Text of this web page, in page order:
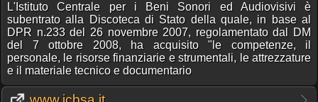
L'Istituto Centrale per i Beni Sonori ed Audiovisivi è
subentrato alla Discoteca di Stato della quale, in base al
DPR n.233 del 26 novembre 2007, regolamentato dal DM
del 7 ottobre 2008, ha acquisito "le competenze, il
personale, le risorse finanziarie e strumentali, le attrezzature
e il materiale tecnico e documentario